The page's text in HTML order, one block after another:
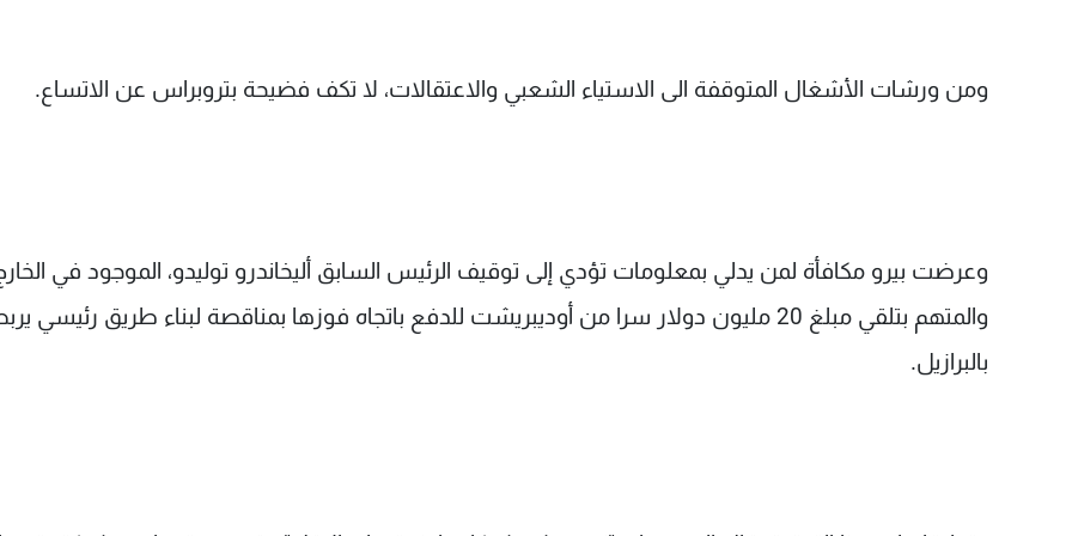
ومن ورشات الأشغال المتوقفة الى الاستياء الشعبي والاعتقالات، لا تكف فضيحة بتروبراس عن الاتساع.
وعرضت بيرو مكافأة لمن يدلي بمعلومات تؤدي إلى توقيف الرئيس السابق أليخاندرو توليدو، الموجود في
والمتهم بتلقي مبلغ 20 مليون دولار سرا من أوديبريشت للدفع باتجاه فوزها بمناقصة لبناء طريق رئيسي
بالبرازيل.